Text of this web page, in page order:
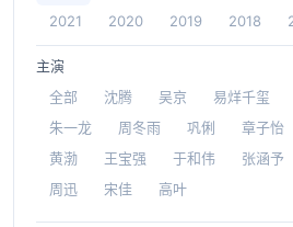
2021
2020 2019 2018
主演
全部
沈腾 吴京 易烊千玺
朱一龙
周冬雨 巩俐 章子怡
黄渤
王宝强 于和伟 张涵予
周迅
宋佳 高叶